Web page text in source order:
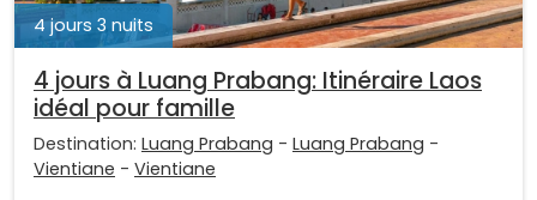
4 jours 3 nuits
4 jours à Luang Prabang: Itinéraire Laos
idéal pour famille
Destination: Luang Prabang - Luang Prabang -
Vientiane - Vientiane